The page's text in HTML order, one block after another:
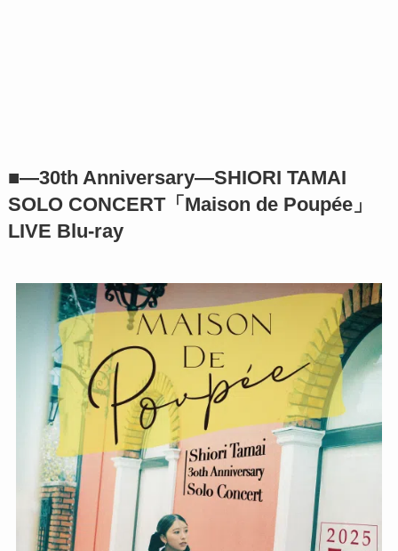
■―30th Anniversary―SHIORI TAMAI
SOLO CONCERT「Maison de Poupée」
LIVE Blu-ray